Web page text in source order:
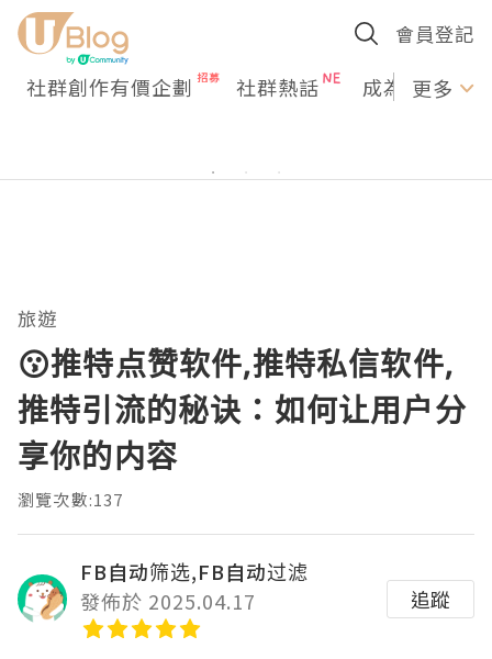
會員登記
社群創作有價企劃 社群熱話 成為U更多
旅遊
😗推特点赞软件,推特私信软件,
推特引流的秘诀：如何让用户分
享你的内容
瀏覽次數:137
FB自动筛选,FB自动过滤
發佈於 2025.04.17
追蹤